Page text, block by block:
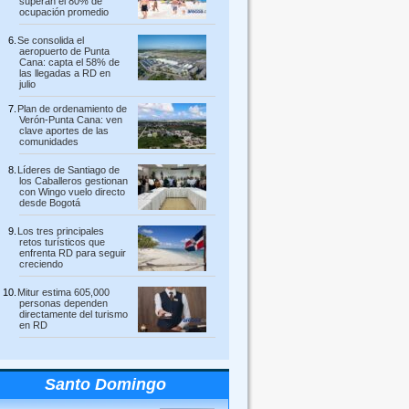
ocupación promedio
Se consolida el
aeropuerto de Punta
Cana: capta el 58% de
las llegadas a RD en
julio
Plan de ordenamiento de
Verón-Punta Cana: ven
clave aportes de las
comunidades
Líderes de Santiago de
los Caballeros gestionan
con Wingo vuelo directo
desde Bogotá
Los tres principales
retos turísticos que
enfrenta RD para seguir
creciendo
Mitur estima 605,000
personas dependen
directamente del turismo
en RD
Santo Domingo